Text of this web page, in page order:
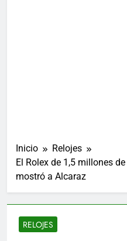
Inicio
Relojes
El Rolex de 1,5 millones
mostró a Alcaraz
RELOJES